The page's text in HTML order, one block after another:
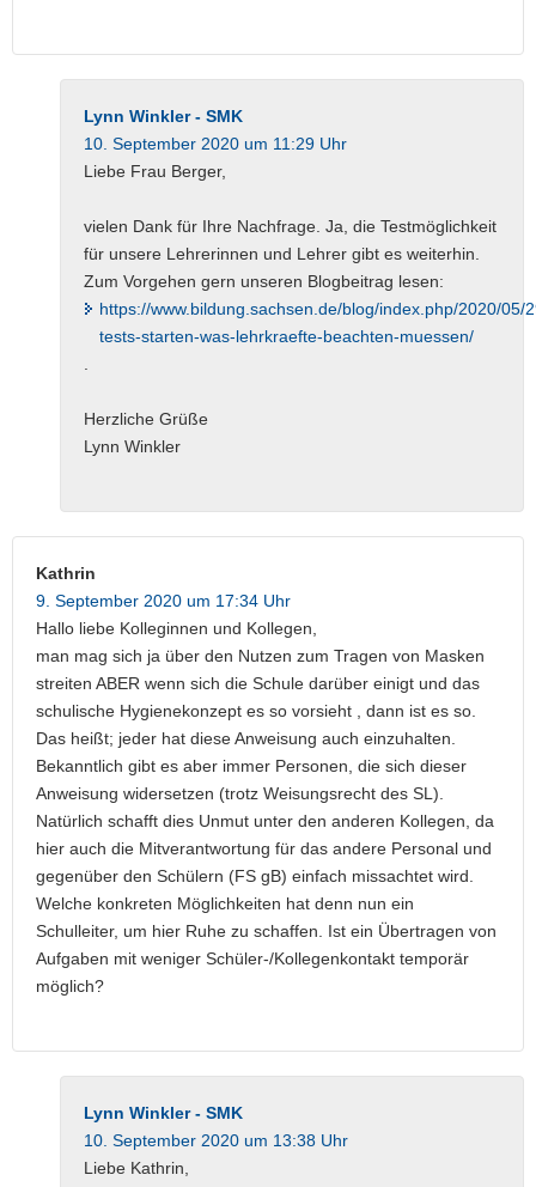
Lynn Winkler - SMK
10. September 2020 um 11:29 Uhr
Liebe Frau Berger,
vielen Dank für Ihre Nachfrage. Ja, die Testmöglichkeit
für unsere Lehrerinnen und Lehrer gibt es weiterhin.
Zum Vorgehen gern unseren Blogbeitrag lesen:
https://www.bildung.sachsen.de/blog/index.php/2020/05/
tests-starten-was-lehrkraefte-beachten-muessen/
Herzliche Grüße
Lynn Winkler
Kathrin
9. September 2020 um 17:34 Uhr
Hallo liebe Kolleginnen und Kollegen,
man mag sich ja über den Nutzen zum Tragen von Masken
streiten ABER wenn sich die Schule darüber einigt und das
schulische Hygienekonzept es so vorsieht , dann ist es so.
Das heißt; jeder hat diese Anweisung auch einzuhalten.
Bekanntlich gibt es aber immer Personen, die sich dieser
Anweisung widersetzen (trotz Weisungsrecht des SL).
Natürlich schafft dies Unmut unter den anderen Kollegen, da
hier auch die Mitverantwortung für das andere Personal und
gegenüber den Schülern (FS gB) einfach missachtet wird.
Welche konkreten Möglichkeiten hat denn nun ein
Schulleiter, um hier Ruhe zu schaffen. Ist ein Übertragen von
Aufgaben mit weniger Schüler-/Kollegenkontakt temporär
möglich?
Lynn Winkler - SMK
10. September 2020 um 13:38 Uhr
Liebe Kathrin,